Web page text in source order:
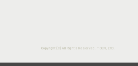
Copyright (C) All Rights Reserved. ITOEN, LTD.